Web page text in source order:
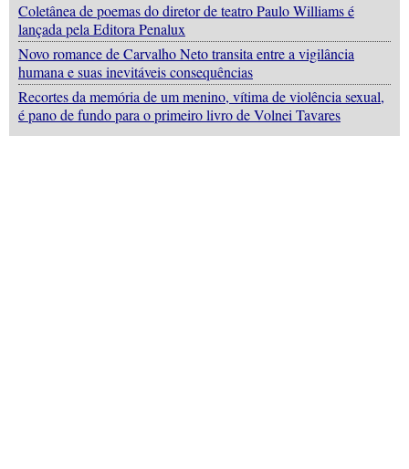
Coletânea de poemas do diretor de teatro Paulo Williams é
lançada pela Editora Penalux
Novo romance de Carvalho Neto transita entre a vigilância
humana e suas inevitáveis consequências
Recortes da memória de um menino, vítima de violência sexual,
é pano de fundo para o primeiro livro de Volnei Tavares